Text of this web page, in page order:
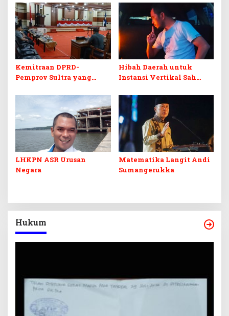
Penerimaan Negara dan
Kepastian Investasi
Warisan Menjadi Arena
Pemerasan
Kemitraan DPRD-
Pemprov Sultra yang
Hibah Daerah untuk
Instansi Vertikal Sah
Terikat Syarat Ketat
LHKPN ASR Urusan
Negara
Matematika Langit Andi
Sumangerukka
Hukum